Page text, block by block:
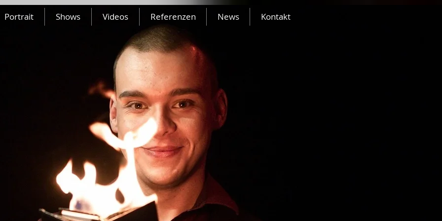
Portrait Shows Videos Referenzen News Kontakt